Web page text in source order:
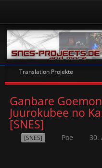
Translation Projekte
Ganbare
Juurokubee no
[SNES]
[SNES] Poe 30.